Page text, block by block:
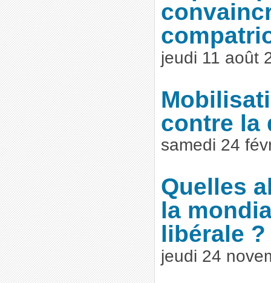
jeudi 11 août
contre la
samedi 24
Quelles
la
libérale ?
jeudi 24